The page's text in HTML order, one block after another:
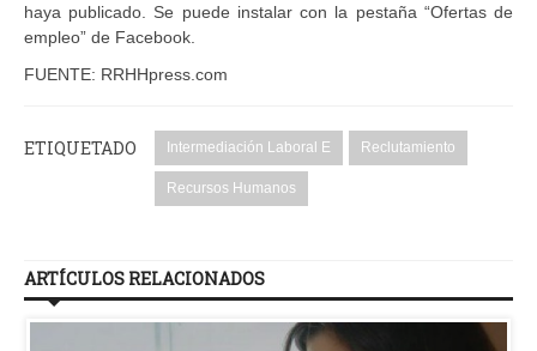
haya publicado. Se puede instalar con la pestaña “Ofertas de
empleo” de Facebook.
FUENTE: RRHHpress.com
ETIQUETADO Intermediación Laboral E Reclutamiento
Recursos Humanos
ARTÍCULOS RELACIONADOS